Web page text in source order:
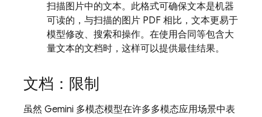
扫描图片中的文本。此格式可确保文本是机器
可读的，与扫描的图片 PDF 相比，文本更易于
模型修改、搜索和操作。在使用合同等包含大
量文本的文档时，这样可以提供最佳结果。
文档：限制
虽然 Gemini 多模态模型在许多多模态应用场景中表